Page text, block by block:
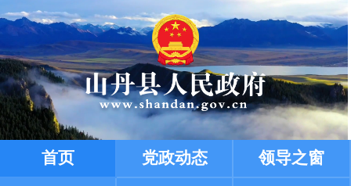
首页 党政动态 领导之窗